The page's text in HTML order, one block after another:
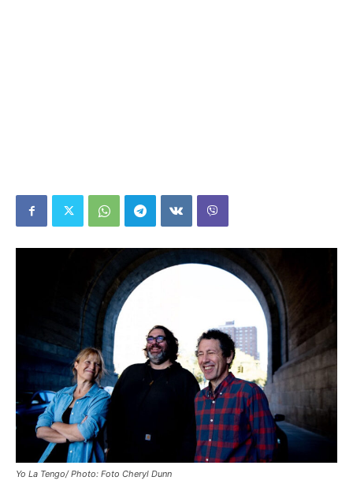
Yo La Tengo/ Photo: Foto Cheryl Dunn